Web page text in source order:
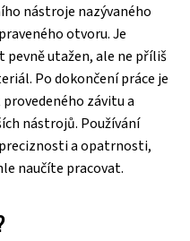
nástroje nazývaného
otvoru. Je
utažen, ale ne příliš
Po dokončení práce je
závitu a
nástrojů. Používání
a opatrnosti,
naučíte pracovat.